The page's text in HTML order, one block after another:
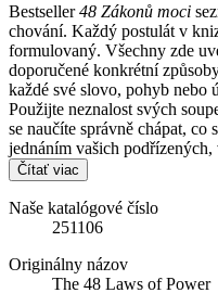
Bestseller48 Zákonů moci
chování. Každý postulát v
formulovaný. Všechny zde
doporučené konkrétní
každé své slovo, pohyb nebo
Použijte neznalost svých
se naučíte správně chápat,
jednáním vašich
Čítať viac
Naše katalógové číslo
251106
Originálny názov
The 48 Laws of Power